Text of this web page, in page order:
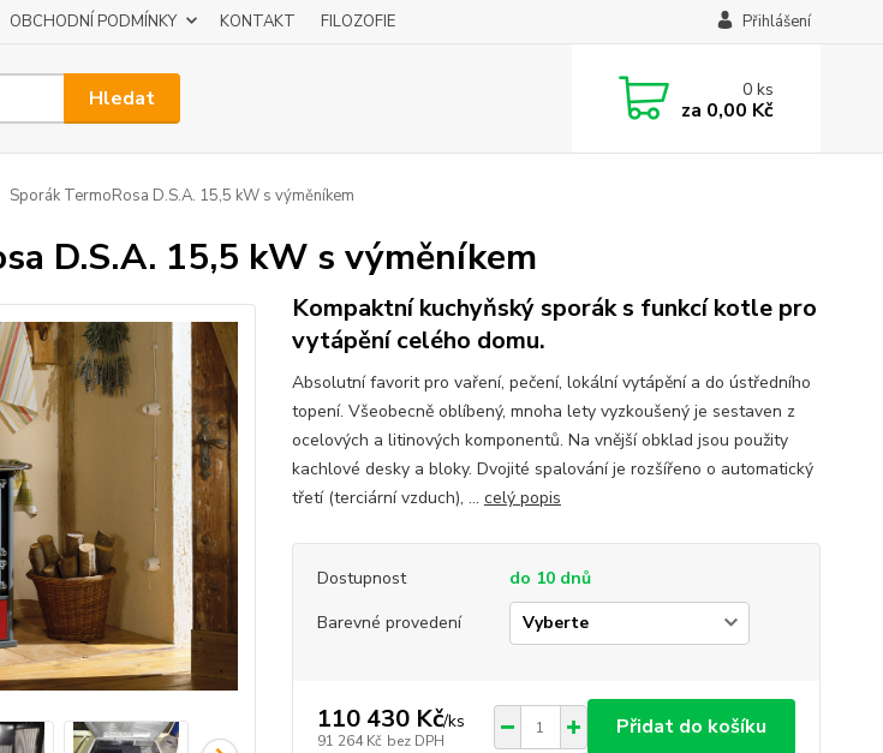
OBCHODNÍ PODMÍNKY KONTAKT FILOZOFIE Přihlášení
Hledat 0ks
za 0,00 Kč
Sporák TermoRosa D.S.A. 15,5 kW s výměníkem
D.S.A. 15,5 kW s výměníkem
Kompaktní kuchyňský sporák s funkcí kotle pro
vytápění celého domu.
Absolutní favorit pro vaření, pečení, lokální vytápění a do ústředního
topení. Všeobecně oblíbený, mnoha lety vyzkoušený je sestaven z
ocelových a litinových komponentů. Na vnější obklad jsou použity
kachlové desky a bloky. Dvojité spalování je rozšířeno o automatický
třetí (terciární vzduch), ... celý popis
Dostupnost
do 10 dnů
Barevné provedení
110 430 Kč/ks
91 264 Kč bez DPH
Přidat do košíku